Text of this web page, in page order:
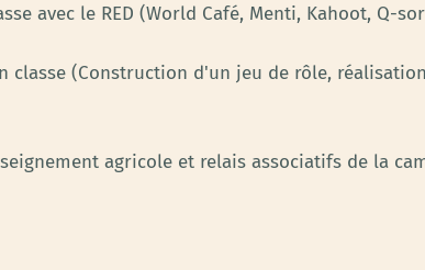
avec le RED (World Café, Menti, Kahoot, Q-
(Construction d'un jeu de rôle,
agricole et relais associatifs de la